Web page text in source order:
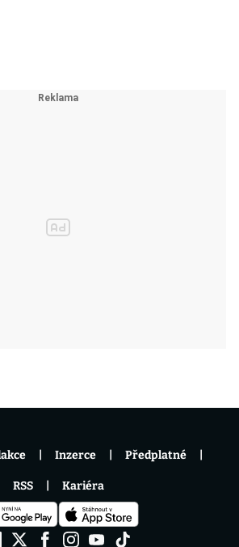
Inzerce Předplatné
RSS Kariéra